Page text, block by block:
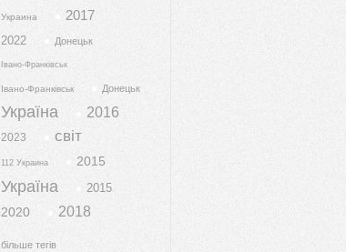
Украина 2017
2022 Донецьк
Івано-Франківськ
Івано-Франківськ Донецьк
Україна 2016
2023 світ
112 Украина 2015
Україна 2015
2020 2018
більше тегів